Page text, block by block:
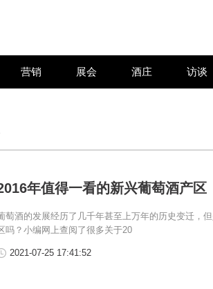
营销 展会 酒庄 访谈
年值得一看的新兴葡萄酒产区
萄酒的发展经历了几千年甚至上万年的历史变迁，
吗？小编网上查阅了很多关于20
2021-07-25 17:41:52